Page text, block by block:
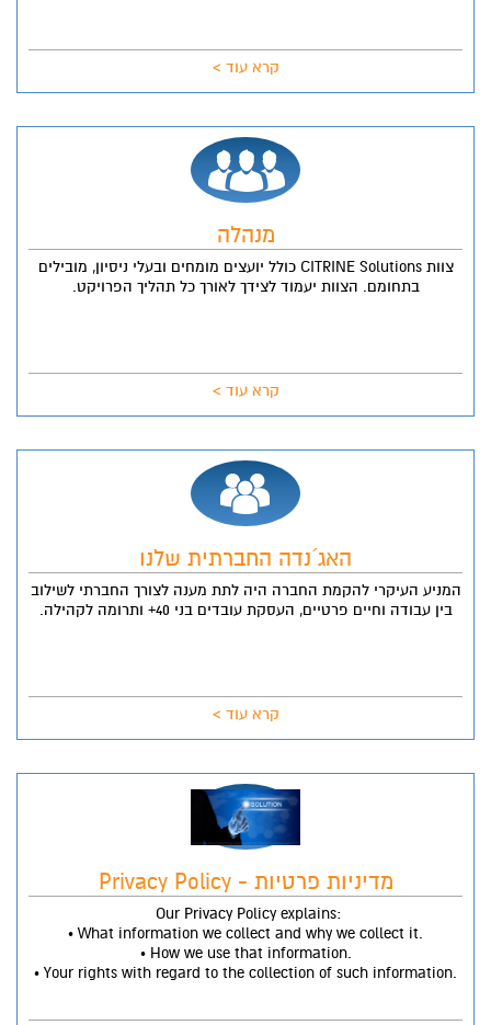
קרא עוד >
מנהלה
צוות CITRINE Solutions כולל יועצים מומחים ובעלי ניסיון, מובילים
בתחומם. הצוות יעמוד לצידך לאורך כל תהליך הפרויקט.
קרא עוד >
האג´נדה החברתית שלנו
המניע העיקרי להקמת החברה היה לתת מענה לצורך החברתי לשילוב
בין עבודה וחיים פרטיים, העסקת עובדים בני 40+ ותרומה לקהילה.
קרא עוד >
מדיניות פרטיות - Privacy Policy
Our Privacy Policy explains:
• What information we collect and why we collect it.
• How we use that information.
• Your rights with regard to the collection of such information.